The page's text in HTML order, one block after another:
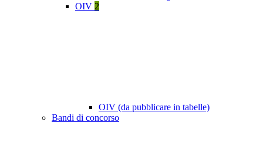
OIV 2
OIV (da pubblicare in tabelle)
Bandi di concorso